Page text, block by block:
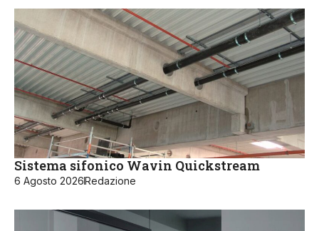
Sistema sifonico Wavin Quickstream
6 Agosto 2026Redazione